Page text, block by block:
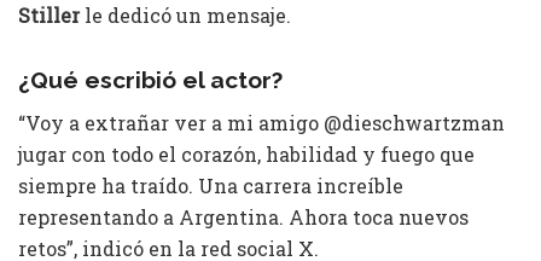
Stillerle dedicó un mensaje.
¿Qué escribió el actor?
“Voy a extrañar ver a mi amigo @dieschwartzman
jugar con todo el corazón, habilidad y fuego que
siempre ha traído. Una carrera increíble
representando a Argentina. Ahora toca nuevos
retos”, indicó en la red social X.